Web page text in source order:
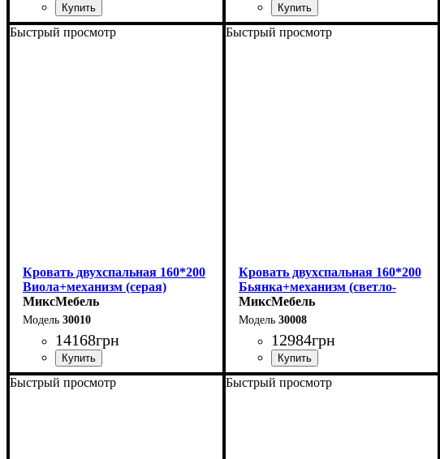
Быстрый просмотр
Кровать двухспальная 160*200
Виола+механизм (серая)
МиксМебель
30010
14168грн
Быстрый просмотр
Кровать двухспальная 160*200
Бьянка+механизм (светло-
серая)
МиксМебель
30008
12984грн
Быстрый просмотр Быстрый просмотр